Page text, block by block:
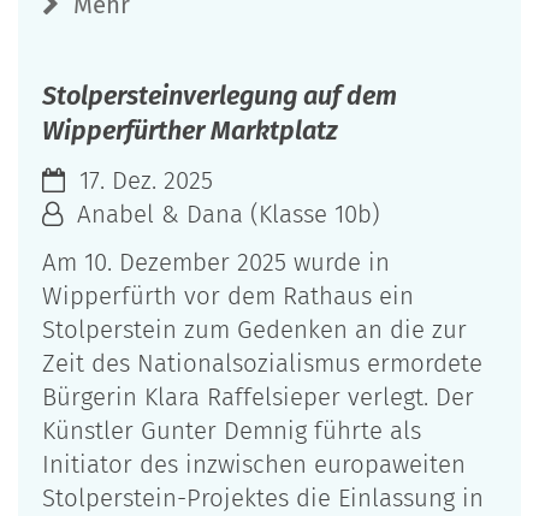
Stolpersteinverlegung auf dem
Wipperfürther Marktplatz
17. Dez. 2025
Anabel & Dana (Klasse 10b)
Am 10. Dezember 2025 wurde in
Wipperfürth vor dem Rathaus ein
Stolperstein zum Gedenken an die zur
Zeit des Nationalsozialismus ermordete
Bürgerin Klara Raffelsieper verlegt. Der
Künstler Gunter Demnig führte als
Initiator des inzwischen europaweiten
Stolperstein-Projektes die Einlassung in